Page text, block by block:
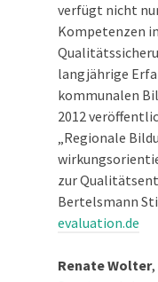
verfügt nicht
Kompetenzen
langjährige
kommunalen
2012
„Regionale
zur
Bertelsmann
evaluation.de
Renate Wolter